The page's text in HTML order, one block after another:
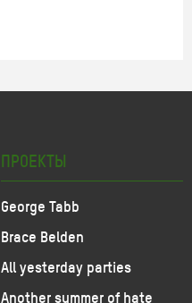
ПРОЕКТЫ
George Tabb
Brace Belden
All yesterday parties
Another summer of hate